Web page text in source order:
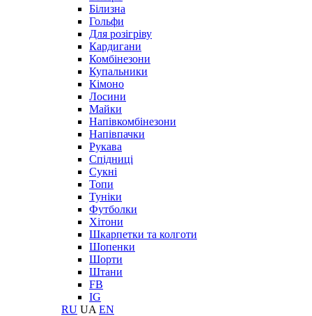
Білизна
Гольфи
Для розігріву
Кардигани
Комбінезони
Купальники
Кімоно
Лосини
Майки
Напівкомбінезони
Напівпачки
Рукава
Спідниці
Сукні
Топи
Туніки
Футболки
Хітони
Шкарпетки та колготи
Шопенки
Шорти
Штани
FB
IG
RU UA EN